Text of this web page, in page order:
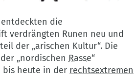
die
verdrängten Runen neu und
der „arischen Kultur“. Die
„nordischen Rasse“
bis heute in der rechtsextremen